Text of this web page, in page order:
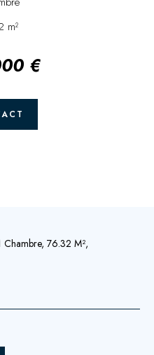
m²
€
Chambre, 76.32 M²,